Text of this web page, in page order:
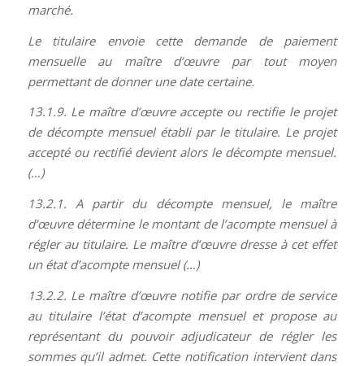
marché.
Le titulaire envoie cette demande de paiement
mensuelle au maître d’œuvre par tout moyen
permettant de donner une date certaine.
13.1.9. Le maître d’œuvre accepte ou rectifie le projet
de décompte mensuel établi par le titulaire. Le projet
accepté ou rectifié devient alors le décompte mensuel.
(…)
13.2.1. A partir du décompte mensuel, le maître
d’œuvre détermine le montant de l’acompte mensuel à
régler au titulaire. Le maître d’œuvre dresse à cet effet
un état d’acompte mensuel (…)
13.2.2. Le maître d’œuvre notifie par ordre de service
au titulaire l’état d’acompte mensuel et propose au
représentant du pouvoir adjudicateur de régler les
sommes qu’il admet. Cette notification intervient dans